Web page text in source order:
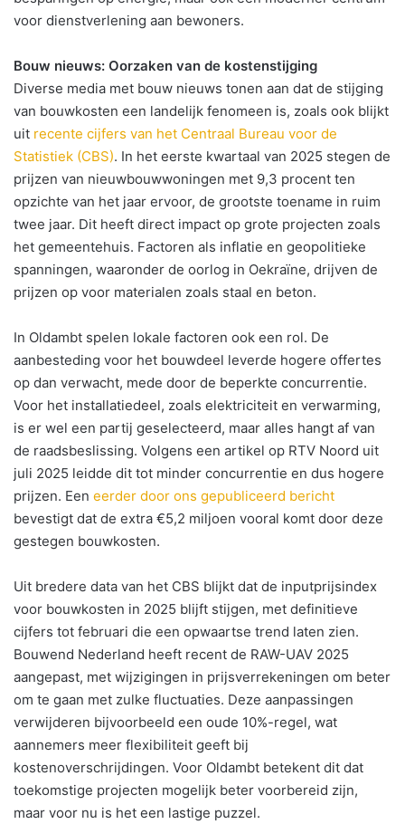
voor dienstverlening aan bewoners.
Bouw nieuws: Oorzaken van de kostenstijging
Diverse media met bouw nieuws tonen aan dat de stijging
van bouwkosten een landelijk fenomeen is, zoals ook blijkt
uit recente cijfers van het Centraal Bureau voor de
Statistiek (CBS). In het eerste kwartaal van 2025 stegen de
prijzen van nieuwbouwwoningen met 9,3 procent ten
opzichte van het jaar ervoor, de grootste toename in ruim
twee jaar. Dit heeft direct impact op grote projecten zoals
het gemeentehuis. Factoren als inflatie en geopolitieke
spanningen, waaronder de oorlog in Oekraïne, drijven de
prijzen op voor materialen zoals staal en beton.
In Oldambt spelen lokale factoren ook een rol. De
aanbesteding voor het bouwdeel leverde hogere offertes
op dan verwacht, mede door de beperkte concurrentie.
Voor het installatiedeel, zoals elektriciteit en verwarming,
is er wel een partij geselecteerd, maar alles hangt af van
de raadsbeslissing. Volgens een artikel op RTV Noord uit
juli 2025 leidde dit tot minder concurrentie en dus hogere
prijzen. Een eerder door ons gepubliceerd bericht
bevestigt dat de extra €5,2 miljoen vooral komt door deze
gestegen bouwkosten.
Uit bredere data van het CBS blijkt dat de inputprijsindex
voor bouwkosten in 2025 blijft stijgen, met definitieve
cijfers tot februari die een opwaartse trend laten zien.
Bouwend Nederland heeft recent de RAW-UAV 2025
aangepast, met wijzigingen in prijsverrekeningen om beter
om te gaan met zulke fluctuaties. Deze aanpassingen
verwijderen bijvoorbeeld een oude 10%-regel, wat
aannemers meer flexibiliteit geeft bij
kostenoverschrijdingen. Voor Oldambt betekent dit dat
toekomstige projecten mogelijk beter voorbereid zijn,
maar voor nu is het een lastige puzzel.